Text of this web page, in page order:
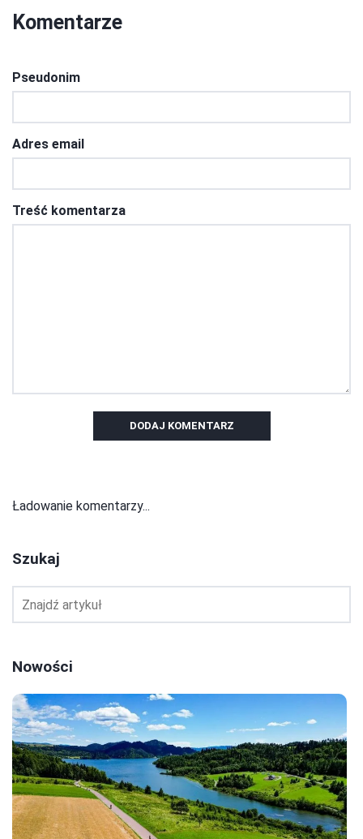
Komentarze
Pseudonim
Adres email
Treść komentarza
DODAJ KOMENTARZ
Ładowanie komentarzy...
Szukaj
Nowości